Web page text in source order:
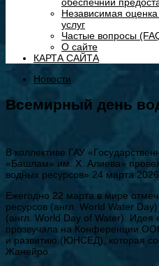
Независимая оценка
услуг
Частые вопросы
О сайте
КАРТА САЙТА
Новости
Всемирный день
В коллективе ГАУ
«Башлам» им. Х. Алиева»
водных ресурсов» 24 марта 2026
Ежегодно 22 марта в мире
ресурсов (англ. World Water
(англ. World Day of Water). Идея
прозвучала на Конференции
и развитию (ЮНСЕД), которая
Жанейро.